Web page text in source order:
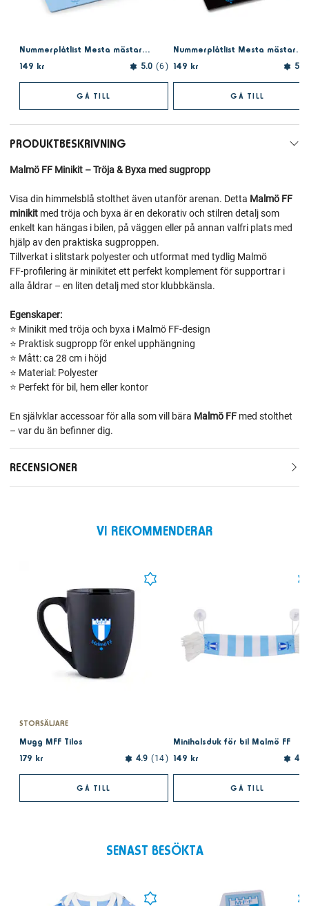
Nummerplåtlist Mesta mästarna ljusblå
149 kr
5.0 6
GÅ TILL
Nummerplåtlist Mesta mästarna svart
149 kr
5.0
GÅ TILL
PRODUKTBESKRIVNING
Malmö FF Minikit – Tröja & Byxa med sugpropp
Visa din himmelsblå stolthet även utanför arenan. Detta Malmö FF
minikit med tröja och byxa är en dekorativ och stilren detalj som
enkelt kan hängas i bilen, på väggen eller på annan valfri plats med
hjälp av den praktiska sugproppen.
Tillverkat i slitstark polyester och utformat med tydlig Malmö
FF‑profilering är minikitet ett perfekt komplement för supportrar i
alla åldrar – en liten detalj med stor klubbkänsla.
Egenskaper:
⭐ Minikit med tröja och byxa i Malmö FF‑design
⭐ Praktisk sugpropp för enkel upphängning
⭐ Mått: ca 28 cm i höjd
⭐ Material: Polyester
⭐ Perfekt för bil, hem eller kontor
En självklar accessoar för alla som vill bära Malmö FF med stolthet
– var du än befinner dig.
RECENSIONER
VI REKOMMENDERAR
STORSÄLJARE
Mugg MFF Tilos
179 kr
4.9 14
GÅ TILL
Minihalsduk för bil Malmö FF
149 kr
4.0
GÅ TILL
SENAST BESÖKTA